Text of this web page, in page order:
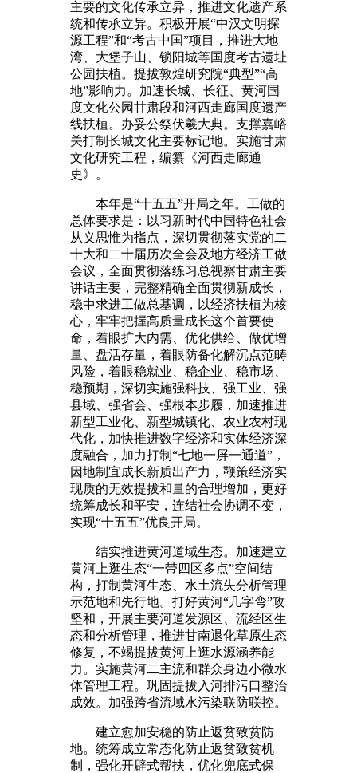
主要的文化传承立异，推进文化遗产系
统和传承立异。积极开展“中汉文明探
源工程”和“考古中国”项目，推进大地
湾、大堡子山、锁阳城等国度考古遗址
公园扶植。提拔敦煌研究院“典型”“高
地”影响力。加速长城、长征、黄河国
度文化公园甘肃段和河西走廊国度遗产
线扶植。办妥公祭伏羲大典。支撑嘉峪
关打制长城文化主要标记地。实施甘肃
文化研究工程，编纂《河西走廊通
史》。
本年是“十五五”开局之年。工做的
总体要求是：以习新时代中国特色社会
从义思惟为指点，深切贯彻落实党的二
十大和二十届历次全会及地方经济工做
会议，全面贯彻落练习总视察甘肃主要
讲话主要，完整精确全面贯彻新成长，
稳中求进工做总基调，以经济扶植为核
心，牢牢把握高质量成长这个首要使
命，着眼扩大内需、优化供给、做优增
量、盘活存量，着眼防备化解沉点范畴
风险，着眼稳就业、稳企业、稳市场、
稳预期，深切实施强科技、强工业、强
县域、强省会、强根本步履，加速推进
新型工业化、新型城镇化、农业农村现
代化，加快推进数字经济和实体经济深
度融合，加力打制“七地一屏一通道”，
因地制宜成长新质出产力，鞭策经济实
现质的无效提拔和量的合理增加，更好
统筹成长和平安，连结社会协调不变，
实现“十五五”优良开局。
结实推进黄河道域生态。加速建立
黄河上逛生态“一带四区多点”空间结
构，打制黄河生态、水土流失分析管理
示范地和先行地。打好黄河“几字弯”攻
坚和，开展主要河道发源区、流经区生
态和分析管理，推进甘南退化草原生态
修复，不竭提拔黄河上逛水源涵养能
力。实施黄河二主流和群众身边小微水
体管理工程。巩固提拔入河排污口整治
成效。加强跨省流域水污染联防联控。
建立愈加安稳的防止返贫致贫防
地。统筹成立常态化防止返贫致贫机
制，强化开辟式帮扶，优化兜底式保